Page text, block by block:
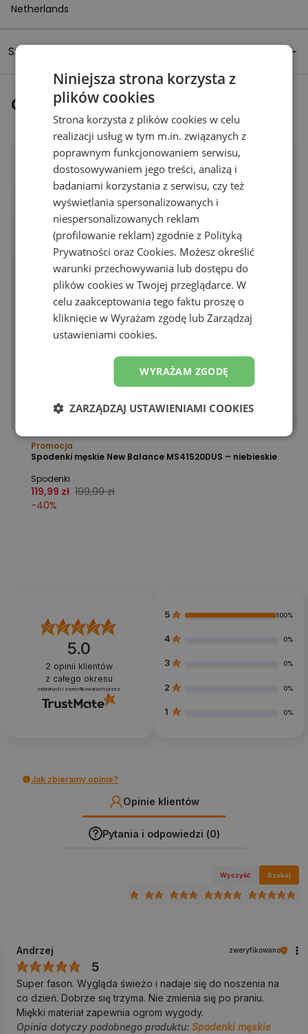
Netherlands
Szczegóły produktu
Ostatnio oglądane
Promocja
Spodenki męskie New Balance MS41520DUS – niebieskie
Spodenki
119,99 zł 199,99 zł
-40%
5.0
2 opinii klientów
z całego okresu
zebranych i zweryfikowanych przez
5 100%
4 0%
3 0%
2 0%
1 0%
Jak zbieramy opinie?
Opinie klientów
Pytania i odpowiedzi (0)
Wyczyść Szukaj
Andrzej zweryfikowano
5
Super fason. Wygląda świeżo i nadaje się do noszenia na
co dzień. Dobrze się trzyma. Nie zmienia się po praniu.
Miękki materiał zapewnia ogrom wygody.
Opinia dotyczy podobnego produktu: Spodenki męskie
Niniejsza strona korzysta z
plików cookies
Strona korzysta z plików cookies w celu
realizacji usług w tym m.in. związanych z
poprawnym funkcjonowaniem serwisu,
dostosowywaniem jego treści, analizą i
badaniami korzystania z serwisu, czy też
wyświetlania spersonalizowanych i
niespersonalizowanych reklam
(profilowanie reklam) zgodnie z Polityką
Prywatności oraz Cookies. Możesz określić
warunki przechowywania lub dostępu do
plików cookies w Twojej przeglądarce. W
celu zaakceptowania tego faktu proszę o
kliknięcie w Wyrażam zgodę lub Zarządzaj
ustawieniami cookies.
WYRAŻAM ZGODĘ
ZARZĄDZAJ USTAWIENIAMI COOKIES